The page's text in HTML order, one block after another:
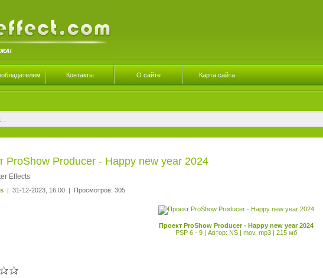
Контакты О сайте Карта сайта
ProShow Producer - Happy new year 2024
Effects
| 31-12-2023, 16:00 | Просмотров: 305
Проект ProShow Producer - Happy new year 2024
PSP 6 - 9 | Автор: NS | mov, mp3 | 215 мб